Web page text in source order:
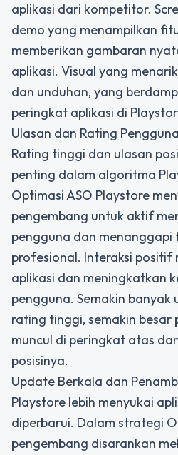
aplikasi dari kompetitor.
demo yang menampilkan
memberikan gambaran
aplikasi. Visual yang
dan unduhan, yang
peringkat aplikasi di
Ulasan dan Rating Pengguna
Rating tinggi dan ulasan
penting dalam algoritma
Optimasi ASO Playstore
pengembang untuk aktif
pengguna dan menanggapi
profesional. Interaksi positif
aplikasi dan meningkatkan
pengguna. Semakin banyak
rating tinggi, semakin besar
muncul di peringkat atas
posisinya.
Update Berkala dan
Playstore lebih menyukai
diperbarui. Dalam strategi
pengembang disarankan